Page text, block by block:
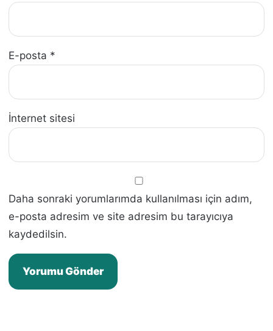
E-posta *
İnternet sitesi
Daha sonraki yorumlarımda kullanılması için adım,
e-posta adresim ve site adresim bu tarayıcıya
kaydedilsin.